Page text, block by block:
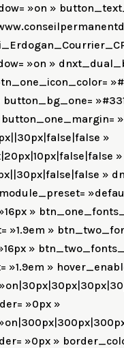
»on »
»on »
»
»
»
»
»1.9em »
»
»
»0px »
»0px »